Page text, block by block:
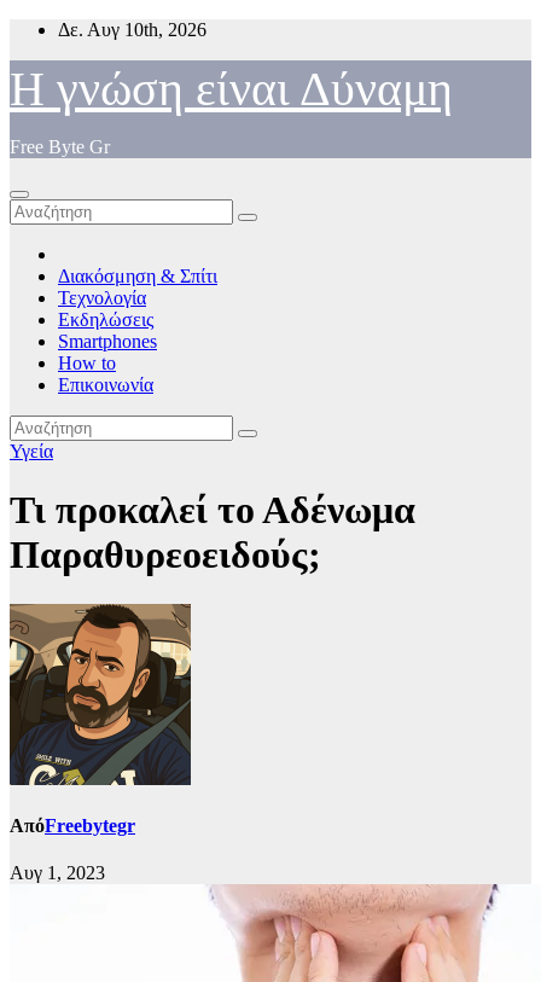
Μετάβαση
περιεχόμενο
Δε. Αυγ 10th, 2026
Η γνώση είναι Δύναμη
Free Byte Gr
Διακόσμηση & Σπίτι
Τεχνολογία
Εκδηλώσεις
Smartphones
How to
Επικοινωνία
Υγεία
Τι προκαλεί το Αδένωμα
Παραθυρεοειδούς;
ΑπόFreebytegr
Αυγ 1, 2023